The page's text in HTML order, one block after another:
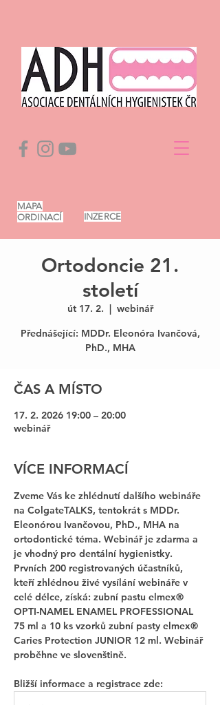
INZERCE
MAPA
ORDINACÍ
Ortodoncie 21.
století
út 17. 2.
  |
webinář
Přednášející: MDDr. Eleonóra Ivančová,
PhD., MHA
ČAS A MÍSTO
17. 2. 2026 19:00 – 20:00
webinář
VÍCE INFORMACÍ
Zveme Vás ke zhlédnutí dalšího webináře
na ColgateTALKS, tentokrát s MDDr.
Eleonórou Ivančovou, PhD., MHA na
ortodontické téma. Webinář je zdarma a
je vhodný pro dentální hygienistky.
Prvních 200 registrovaných účastníků,
kteří zhlédnou živé vysílání webináře v
celé délce, získá: zubní pastu elmex®
OPTI-NAMEL ENAMEL PROFESSIONAL
75 ml a 10 ks vzorků zubní pasty elmex®
Caries Protection JUNIOR 12 ml. Webinář
proběhne ve slovenštině.
Bližší informace a registrace zde: